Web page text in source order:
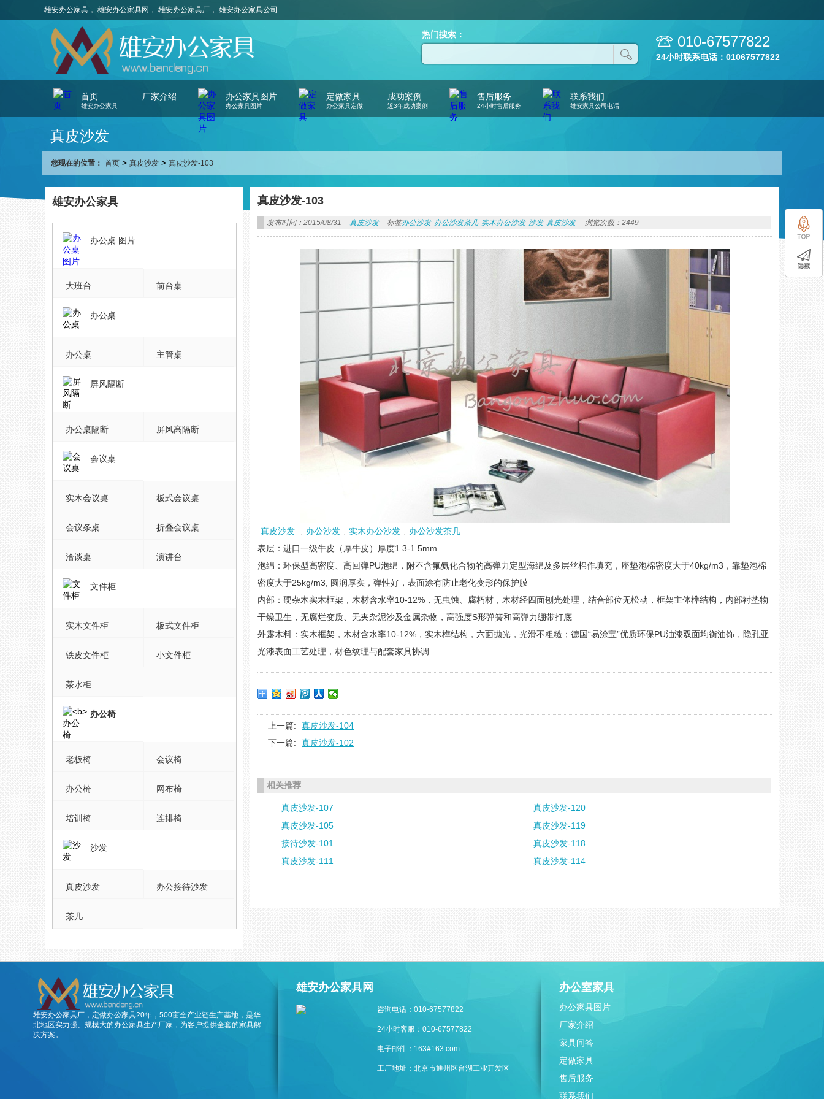
雄安办公家具， 雄安办公家具网， 雄安办公家具厂， 雄安办公家具公司
010-67577822
24小时联系电话：01067577822
热门搜索：
首页
雄安办公家具
厂家介绍 办公家具图片
办公家具图片
定做家具
办公家具定做
成功案例
近3年成功案例
售后服务
24小时售后服务
联系我们
雄安家具公司电话
真皮沙发
您现在的位置： 首页> 真皮沙发> 真皮沙发-103
雄安办公家具
办公桌 图片
大班台 前台桌
办公桌
办公桌 主管桌
屏风隔断
办公桌隔断 屏风高隔断
会议桌
实木会议桌 板式会议桌
会议条桌 折叠会议桌
洽谈桌 演讲台
文件柜
实木文件柜 板式文件柜
铁皮文件柜 小文件柜
茶水柜
办公椅
老板椅 会议椅
办公椅 网布椅
培训椅 连排椅
沙发
真皮沙发 办公接待沙发
茶几
真皮沙发-103
发布时间：2015/08/31 真皮沙发 标签办公沙发 办公沙发茶几 实木办公沙发 沙发 真皮沙发 浏览次数：2449
真皮沙发 办公沙发 实木办公沙发
办公沙发茶几
表层：进口一级牛皮（厚牛皮）厚度1.3-1.5mm
泡绵：环保型高密度、高回弹PU泡绵，附不含氟氨化合物的高弹力定型海绵及多层丝棉作填充，座垫泡棉密度大于40kg/m3，靠垫泡棉
密度大于25kg/m3, 圆润厚实，弹性好，表面涂有防止老化变形的保护膜
内部：硬杂木实木框架，木材含水率10-12%，无虫蚀、腐朽材，木材经四面刨光处理，结合部位无松动，框架主体榫结构，内部衬垫物
干燥卫生，无腐烂变质、无夹杂泥沙及金属杂物，高强度S形弹簧和高弹力绷带打底
外露木料：实木框架，木材含水率10-12%，实木榫结构，六面抛光，光滑不粗糙；德国“易涂宝”优质环保PU油漆双面均衡油饰，隐孔亚
光漆表面工艺处理，材色纹理与配套家具协调
上一篇:
真皮沙发-104
下一篇:
真皮沙发-102
相关推荐
真皮沙发-107
真皮沙发-120
真皮沙发-105
真皮沙发-119
接待沙发-101
真皮沙发-118
真皮沙发-111
真皮沙发-114
雄安办公家具厂，定做办公家具20年，500亩全产业链生产基地，是华
北地区实力强、规模大的办公家具生产厂家，为客户提供全套的家具解
决方案。
雄安办公家具网
咨询电话：010-67577822
24小时客服：010-67577822
电子邮件：163#163.com
工厂地址：北京市通州区台湖工业开发区
办公室家具
办公家具图片
厂家介绍
家具问答
定做家具
售后服务
联系我们